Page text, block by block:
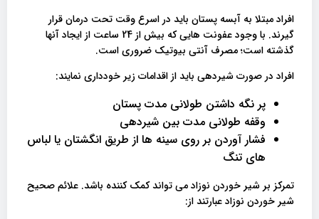
افراد مبتلا به آبسه پستان باید در اسرع وقت تحت درمان قرار
گیرند. با وجود عفونت هایی که بیش از 24 ساعت از ایجاد آنها
گذشته است؛ مصرف آنتی بیوتیک ضروری است.
افراد در صورت شیردهی باید از اقدامات زیر خودداری نمایند:
پر نگه داشتن طولانی مدت پستان
وقفه طولانی مدت بین شیردهی
فشار آوردن بر روی سینه ها از طریق انگشتان یا لباس
های تنگ
تمرکز بر شیر خوردن نوزاد می تواند کمک کننده باشد. علائم صحیح
شیر خوردن نوزاد عبارتند از: